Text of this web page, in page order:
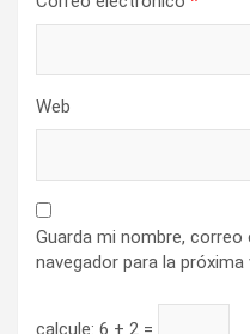
Web
Guarda mi nombre,
navegador para la
calcule: 6 + 2 =